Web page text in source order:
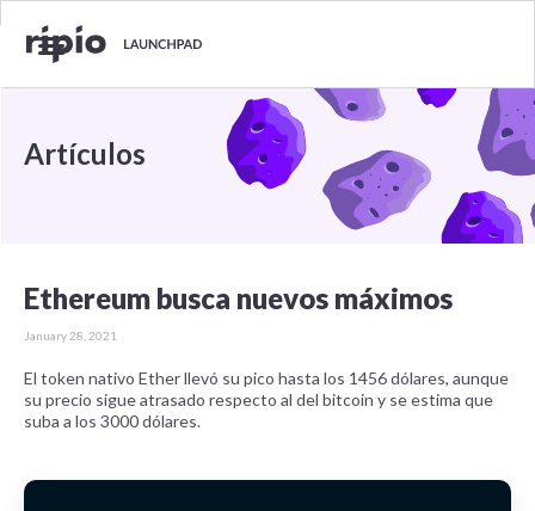
Artículos
Ethereum busca nuevos máximos
January 28, 2021
El token nativo Ether llevó su pico hasta los 1456 dólares, aunque
su precio sigue atrasado respecto al del bitcoin y se estima que
suba a los 3000 dólares.